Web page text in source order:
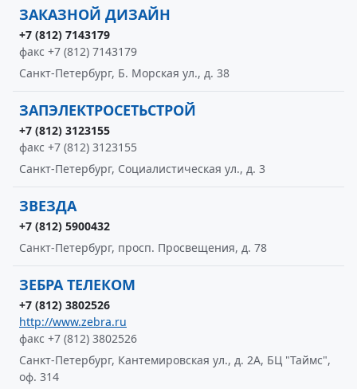
ЗАКАЗНОЙ ДИЗАЙН
+7 (812) 7143179
факс +7 (812) 7143179
Санкт-Петербург, Б. Морская ул., д. 38
ЗАПЭЛЕКТРОСЕТЬСТРОЙ
+7 (812) 3123155
факс +7 (812) 3123155
Санкт-Петербург, Социалистическая ул., д. 3
ЗВЕЗДА
+7 (812) 5900432
Санкт-Петербург, просп. Просвещения, д. 78
ЗЕБРА ТЕЛЕКОМ
+7 (812) 3802526
http://www.zebra.ru
факс +7 (812) 3802526
Санкт-Петербург, Кантемировская ул., д. 2А, БЦ "Таймс",
оф. 314